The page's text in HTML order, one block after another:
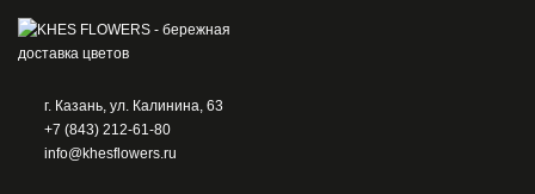
г. Казань, ул. Калинина, 63
+7 (843) 212-61-80
info@khesflowers.ru